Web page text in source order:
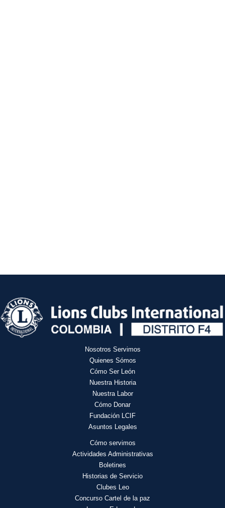
Nosotros Servimos
Quienes Sómos
Cómo Ser León
Nuestra Historia
Nuestra Labor
Cómo Donar
Fundación LCIF
Asuntos Legales
Cómo servimos
Actividades Administrativas
Boletines
Historias de Servicio
Clubes Leo
Concurso Cartel de la paz